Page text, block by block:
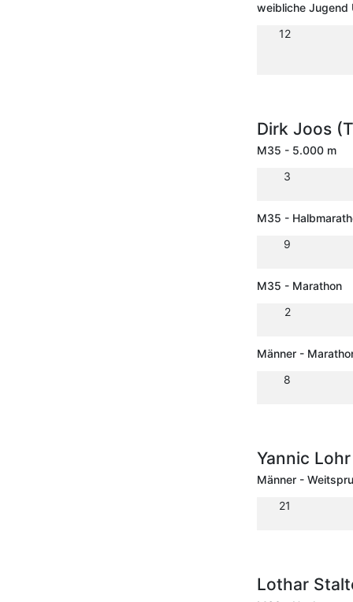
weibliche Jugend
12
Dirk Joos
M35 - 5.000 m
3
M35 -
9
M35 - Marathon
2
Männer -
8
Yannic
Männer -
21
Lothar